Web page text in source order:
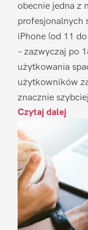
obecnie jedna z
profesjonalnych
iPhone (od 11
– zazwyczaj po
użytkowania
użytkowników
znacznie
Czytaj dalej